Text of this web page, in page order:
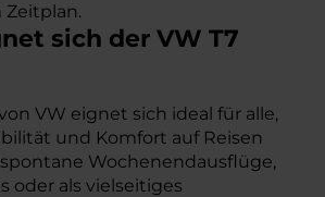
Zeitplan.
sich der VW T7
VW eignet sich ideal für alle,
und Komfort auf Reisen
Wochenendausflüge,
oder als vielseitiges